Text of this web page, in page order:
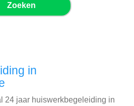
Zoeken
in
24 jaar huiswerkbegeleiding in